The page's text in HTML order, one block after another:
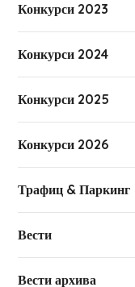
Конкурси 2023
Конкурси 2024
Конкурси 2025
Конкурси 2026
Трафиц & Паркинг
Вести
Вести архива